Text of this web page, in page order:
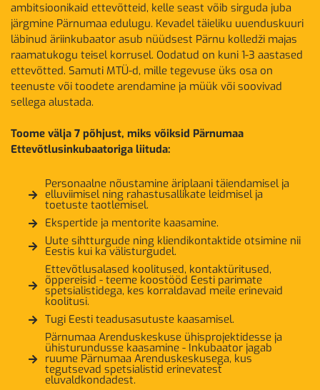
ambitsioonikaid ettevõtteid, kelle seast võib sirguda juba
järgmine Pärnumaa edulugu. Kevadel täieliku uuenduskuuri
läbinud äriinkubaator asub nüüdsest Pärnu kolledži majas
raamatukogu teisel korrusel. Oodatud on kuni 1-3 aastased
ettevõtted. Samuti MTÜ-d, mille tegevuse üks osa on
teenuste või toodete arendamine ja müük või soovivad
sellega alustada.
Toome välja 7 põhjust, miks võiksid Pärnumaa
Ettevõtlusinkubaatoriga liituda:
Personaalne nõustamine äriplaani täiendamisel ja
elluviimisel ning rahastusallikate leidmisel ja
toetuste taotlemisel.
Ekspertide ja mentorite kaasamine.
Uute sihtturgude ning kliendikontaktide otsimine nii
Eestis kui ka välisturgudel.
Ettevõtlusalased koolitused, kontaktüritused,
õppereisid - teeme koostööd Eesti parimate
spetsialistidega, kes korraldavad meile erinevaid
koolitusi.
Tugi Eesti teadusasutuste kaasamisel.
Pärnumaa Arenduskeskuse ühisprojektidesse ja
ühisturundusse kaasamine - Inkubaator jagab
ruume Pärnumaa Arenduskeskusega, kus
tegutsevad spetsialistid erinevatest
eluvaldkondadest.